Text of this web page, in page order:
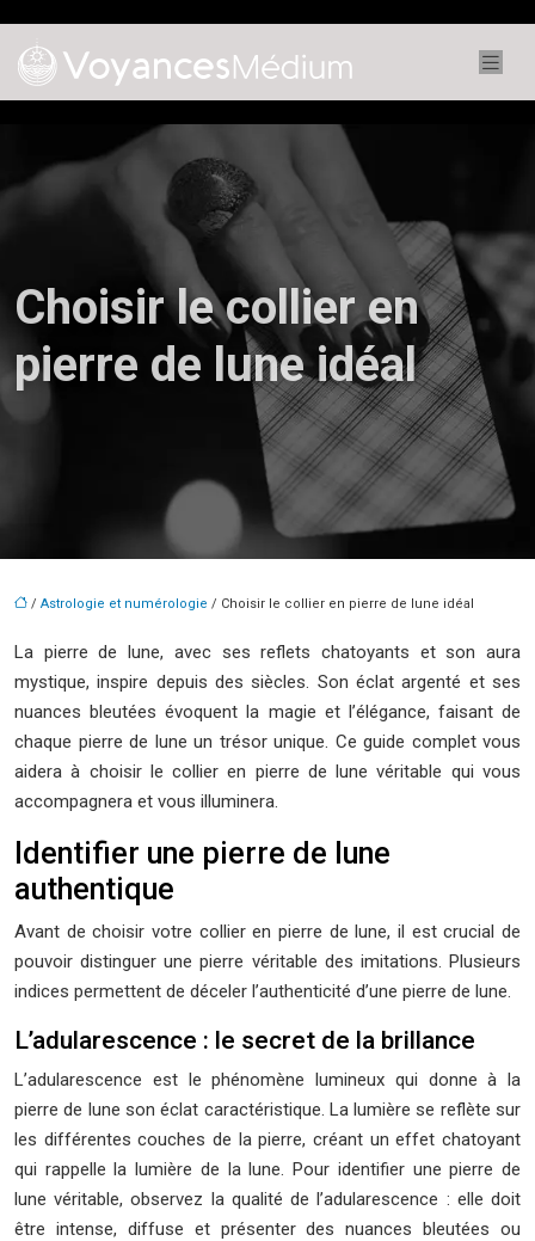
Choisir le collier en
pierre de lune idéal
/ Astrologie et numérologie / Choisir le collier en pierre de lune idéal
La pierre de lune, avec ses reflets chatoyants et son aura
mystique, inspire depuis des siècles. Son éclat argenté et ses
nuances bleutées évoquent la magie et l’élégance, faisant de
chaque pierre de lune un trésor unique. Ce guide complet vous
aidera à choisir le collier en pierre de lune véritable qui vous
accompagnera et vous illuminera.
Identifier une pierre de lune
authentique
Avant de choisir votre collier en pierre de lune, il est crucial de
pouvoir distinguer une pierre véritable des imitations. Plusieurs
indices permettent de déceler l’authenticité d’une pierre de lune.
L’adularescence : le secret de la brillance
L’adularescence est le phénomène lumineux qui donne à la
pierre de lune son éclat caractéristique. La lumière se reflète sur
les différentes couches de la pierre, créant un effet chatoyant
qui rappelle la lumière de la lune. Pour identifier une pierre de
lune véritable, observez la qualité de l’adularescence : elle doit
être intense, diffuse et présenter des nuances bleutées ou